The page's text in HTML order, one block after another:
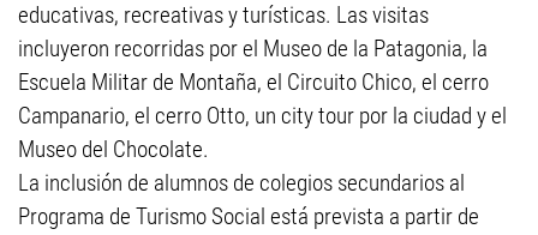
educativas, recreativas y turísticas. Las visitas
incluyeron recorridas por el Museo de la Patagonia, la
Escuela Militar de Montaña, el Circuito Chico, el cerro
Campanario, el cerro Otto, un city tour por la ciudad y el
Museo del Chocolate.
La inclusión de alumnos de colegios secundarios al
Programa de Turismo Social está prevista a partir de